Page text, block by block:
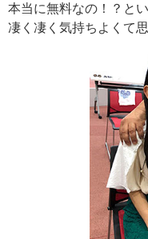
本当に無料なの！？と
凄く凄く気持ちよくて